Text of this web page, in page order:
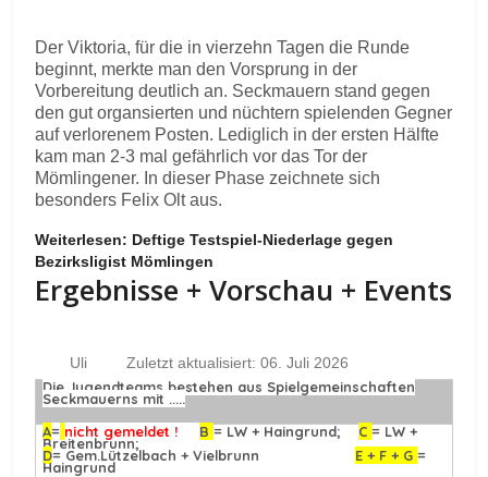
Der Viktoria, für die in vierzehn Tagen die Runde
beginnt, merkte man den Vorsprung in der
Vorbereitung deutlich an. Seckmauern stand gegen
den gut organsierten und nüchtern spielenden Gegner
auf verlorenem Posten. Lediglich in der ersten Hälfte
kam man 2-3 mal gefährlich vor das Tor der
Mömlingener. In dieser Phase zeichnete sich
besonders Felix Olt aus.
Weiterlesen: Deftige Testspiel-Niederlage gegen
Bezirksligist Mömlingen
Ergebnisse + Vorschau + Events
Uli
Zuletzt aktualisiert: 06. Juli 2026
Die Jugendteams bestehen aus Spielgemeinschaften
Seckmauerns mit .....
A= nicht gemeldet ! B = LW + Haingrund;C = LW +
Breitenbrunn;
D= Gem.Lützelbach + Vielbrunn E + F + G =
Haingrund